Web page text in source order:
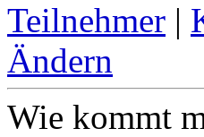
Teilnehmer |
Ändern
Wie kommt